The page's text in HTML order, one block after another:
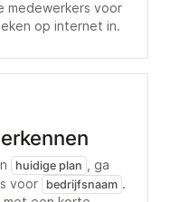
medewerkers voor
op internet in.
huidige plan
, ga
voor
bedrijfsnaam .